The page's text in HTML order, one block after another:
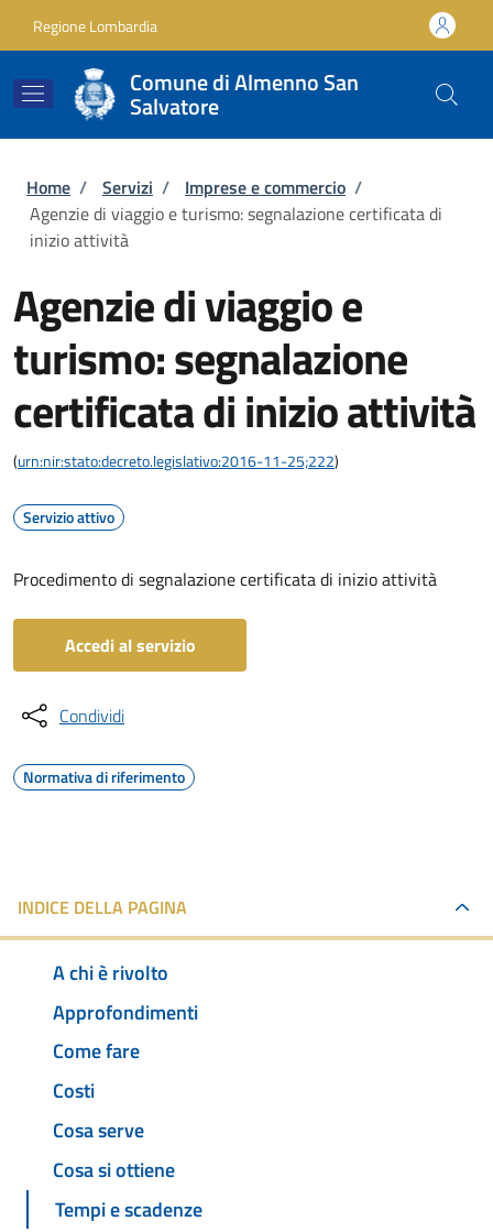
Regione Lombardia
Comune di Almenno San
Salvatore
Briciole di pane
Home / Servizi / Imprese e commercio /
Agenzie di viaggio e turismo: segnalazione certificata di
inizio attività
Agenzie di viaggio e
turismo: segnalazione
certificata di inizio attività
(urn:nir:stato:decreto.legislativo:2016-11-25;222)
Servizio attivo
Procedimento di segnalazione certificata di inizio attività
Accedi al servizio
Condividi
Normativa di riferimento
INDICE DELLA PAGINA
A chi è rivolto
Approfondimenti
Come fare
Costi
Cosa serve
Cosa si ottiene
Tempi e scadenze